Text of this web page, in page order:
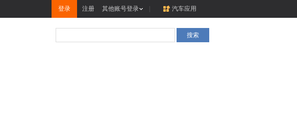
汽车应用
登录 注册 其他账号登录